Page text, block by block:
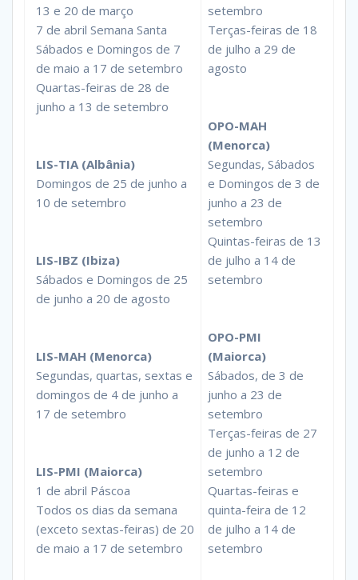
13 e 20 de março
7 de abril Semana Santa
Sábados e Domingos de 7
de maio a 17 de setembro
Quartas-feiras de 28 de
junho a 13 de setembro
LIS-TIA (Albânia)
Domingos de 25 de junho a
10 de setembro
LIS-IBZ (Ibiza)
Sábados e Domingos de 25
de junho a 20 de agosto
LIS-MAH (Menorca)
Segundas, quartas, sextas e
domingos de 4 de junho a
17 de setembro
LIS-PMI (Maiorca)
1 de abril Páscoa
Todos os dias da semana
(exceto sextas-feiras) de 20
de maio a 17 de setembro
setembro
Terças-feiras de 18
de julho a 29 de
agosto
OPO-MAH
(Menorca)
Segundas, Sábados
e Domingos de 3 de
junho a 23 de
setembro
Quintas-feiras de 13
de julho a 14 de
setembro
OPO-PMI
(Maiorca)
Sábados, de 3 de
junho a 23 de
setembro
Terças-feiras de 27
de junho a 12 de
setembro
Quartas-feiras e
quinta-feira de 12
de julho a 14 de
setembro